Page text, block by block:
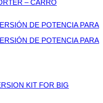
– CARRO
KIT FOR BIG